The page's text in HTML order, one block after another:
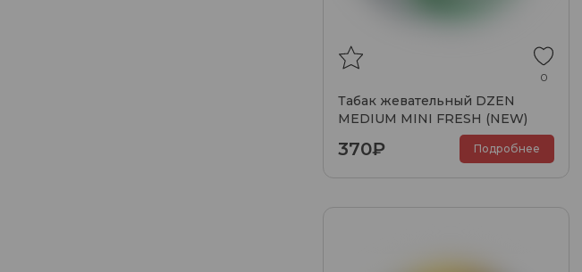
0
Табак жевательный DZEN
MEDIUM MINI FRESH (NEW)
370₽ Подробнее